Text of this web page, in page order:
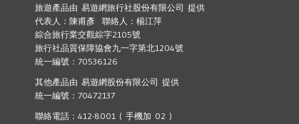
旅遊產品由 易遊網旅行社股份有限公司 提供
代表人：陳甫彥 聯絡人：楊江萍
綜合旅行業交觀綜字2105號
旅行社品質保障協會九一字第北1204號
統一編號：70536126
其他產品由 易遊網股份有限公司 提供
統一編號：70472137
聯絡電話：412-8001 ( 手機加 02 )